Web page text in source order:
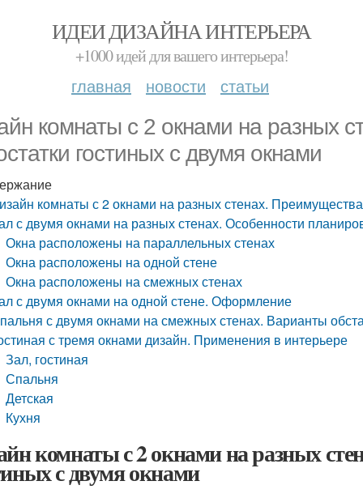
ИДЕИ ДИЗАЙНА ИНТЕРЬЕРА
+1000 идей для вашего интерьера!
главная новости статьи
комнаты с 2 окнами на разных
гостиных с двумя окнами
комнаты с 2 окнами на разных стенах.
с двумя окнами на разных стенах. Особенности
Окна расположены на параллельных стенах
Окна расположены на одной стене
Окна расположены на смежных стенах
с двумя окнами на одной стене. Оформление
с двумя окнами на смежных стенах. Варианты
с тремя окнами дизайн. Применения в интерьере
Зал, гостиная
Спальня
Детская
Кухня
комнаты с 2 окнами на разных
с двумя окнами